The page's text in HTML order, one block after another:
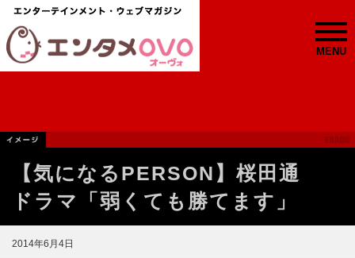
MENU
【気になるPERSON】桜田通
ドラマ「弱くても勝てます」
2014年6月4日